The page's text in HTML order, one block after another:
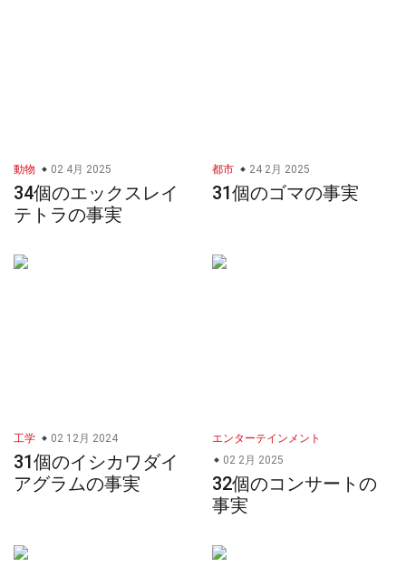
動物 02 4月 2025
34個のエックスレイ
テトラの事実
都市 24 2月 2025
31個のゴマの事実
工学 02 12月 2024
31個のイシカワダイ
アグラムの事実
エンターテインメント
02 2月 2025
32個のコンサートの
事実